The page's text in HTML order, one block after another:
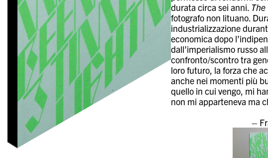
durata circa sei anni.
fotografo non lituano.
industrializzazione
economica dopo
dall’imperialismo russo
confronto/scontro tra
loro futuro, la forza che
anche nei momenti più
quello in cui vengo, mi
non mi apparteneva ma
–